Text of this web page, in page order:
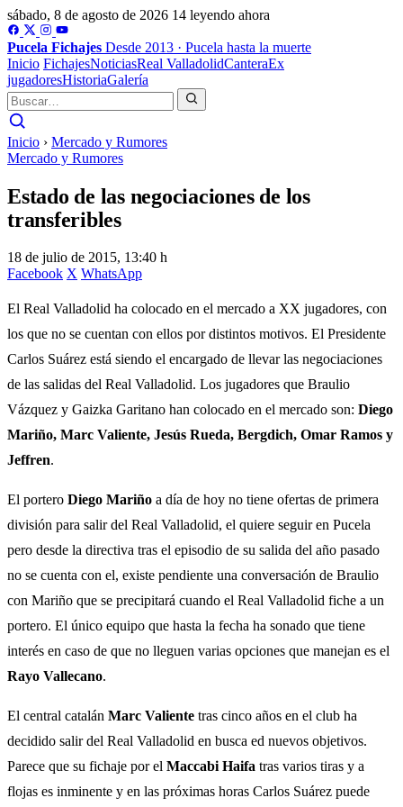
sábado, 8 de agosto de 2026 14 leyendo ahora
Pucela Fichajes Desde 2013 · Pucela hasta la muerte
Inicio FichajesNoticiasReal ValladolidCanteraEx
jugadoresHistoriaGalería
Inicio › Mercado y Rumores
Mercado y Rumores
Estado de las negociaciones de los
transferibles
18 de julio de 2015, 13:40 h
Facebook X WhatsApp
El Real Valladolid ha colocado en el mercado a XX jugadores, con
los que no se cuentan con ellos por distintos motivos. El Presidente
Carlos Suárez está siendo el encargado de llevar las negociaciones
de las salidas del Real Valladolid. Los jugadores que Braulio
Vázquez y Gaizka Garitano han colocado en el mercado son: Diego
Mariño, Marc Valiente, Jesús Rueda, Bergdich, Omar Ramos y
Jeffren.
El portero Diego Mariño a día de hoy no tiene ofertas de primera
división para salir del Real Valladolid, el quiere seguir en Pucela
pero desde la directiva tras el episodio de su salida del año pasado
no se cuenta con el, existe pendiente una conversación de Braulio
con Mariño que se precipitará cuando el Real Valladolid fiche a un
portero. El único equipo que hasta la fecha ha sonado que tiene
interés en caso de que no lleguen varias opciones que manejan es el
Rayo Vallecano.
El central catalán Marc Valiente tras cinco años en el club ha
decidido salir del Real Valladolid en busca ed nuevos objetivos.
Parece que su fichaje por el Maccabi Haifa tras varios tiras y a
flojas es inminente y en las próximas horas Carlos Suárez puede